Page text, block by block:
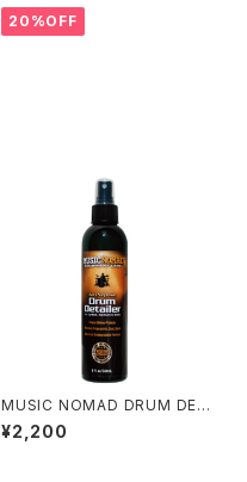
20%OFF
MUSIC NOMAD DRUM DET
AILER MN110
¥2,200